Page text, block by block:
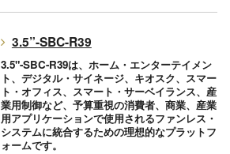
3.5”-SBC-R39
3.5"-SBC-R39は、ホーム・エンターテイメン
ト、デジタル・サイネージ、キオスク、スマー
ト・オフィス、スマート・サーベイランス、産
業用制御など、予算重視の消費者、商業、産業
用アプリケーションで使用されるファンレス・
システムに統合するための理想的なプラットフ
ォームです。